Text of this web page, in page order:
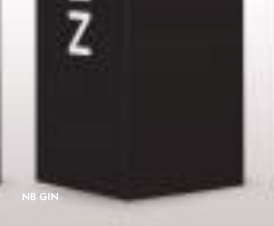
NB GIN